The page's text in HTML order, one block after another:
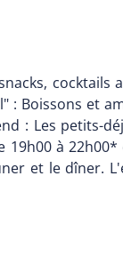
cocktails
: Boissons et
: Les petits-
19h00 à
et le dîner.